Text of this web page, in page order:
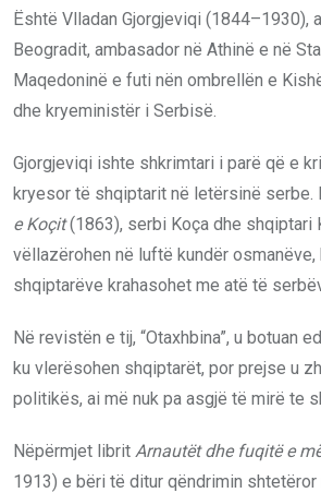
Është Vlladan Gjorgjeviqi (1844–1930),
Beogradit, ambasador në Athinë e në
Maqedoninë e futi nën ombrellën e
dhe kryeministër i Serbisë.
Gjorgjeviqi ishte shkrimtari i parë që e
kryesor të shqiptarit në letërsinë serbe.
e Koçit(1863), serbi Koça dhe shqiptari
vëllazërohen në luftë kundër
shqiptarëve krahasohet me atë të
Në revistën e tij, “Otaxhbina”, u botuan
ku vlerësohen shqiptarët, por prejse u
politikës, ai më nuk pa asgjë të mirë te
Nëpërmjet librit Arnautët dhe fuqitë e
1913) e bëri të ditur qëndrimin shtetëror